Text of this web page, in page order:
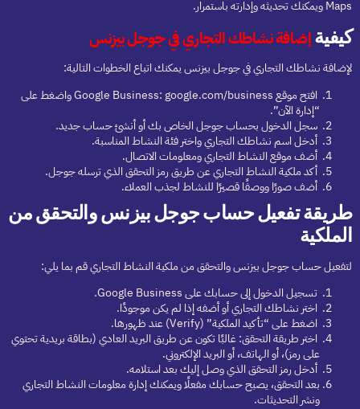
Maps ويمكنك تحديثه وإدارته باستمرار.
كيفيةإضافة نشاطك التجاري في جوجل بيزنس
لإضافة نشاطك التجاري في جوجل بيزنس يمكنك اتباع الخطوات التالية:
افتح موقع Google Business: google.com/business واضغط على
“إدارة الآن”.
سجل الدخول بحساب جوجل الخاص بك أو أنشئ حساب جديد.
أدخل اسم نشاطك التجاري واختر فئة النشاط المناسبة.
أضف موقع النشاط التجاري ومعلومات الاتصال.
أكد ملكية النشاط التجاري عن طريق رمز التحقق الذي ترسله جوجل.
أضف صورًا ووصفًا قصيرًا للنشاط لجذب العملاء.
طريقة تفعيل حساب جوجل بيزنس والتحقق من
الملكية
لتفعيل حساب جوجل بيزنس والتحقق من ملكية النشاط التجاري قم بما يلي:
تسجيل الدخول إلى حسابك على Google Business.
اختر نشاطك التجاري أو أضفه إذا لم يكن موجودًا.
اضغط على “تأكيد الملكية” (Verify) عند ظهورها.
اختر طريقة التحقق: غالبًا تكون عن طريق البريد العادي (بطاقة بريدية تحتوي
على رمز)، أو الهاتف، أو البريد الإلكتروني.
أدخل رمز التحقق الذي وصل إليك بعد استلامه.
بعد التحقق، يصبح حسابك مفعلًا ويمكنك إدارة معلومات النشاط التجاري
ونشر التحديثات.